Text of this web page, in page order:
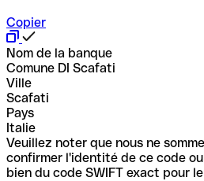
Copier
Nom de la banque
Comune DI Scafati
Ville
Scafati
Pays
Italie
Veuillez noter que nous ne
confirmer l'identité de ce code
bien du code SWIFT exact pour